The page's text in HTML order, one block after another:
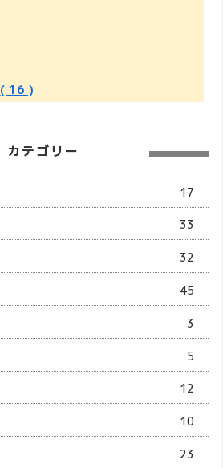
( 16 )
カテゴリー
17
33
32
45
3
5
12
10
23